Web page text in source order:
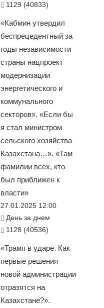
1129 (40833)
«Кабмин утвердил
беспрецедентный за
годы независимости
страны нацпроект
модернизации
энергетического и
коммунального
секторов». «Если бы
я стал министром
сельского хозяйства
Казахстана…». «Там
фамилии всех, кто
был приближен к
власти»
27.01.2025 12:00
День за днем
1128 (40536)
«Трамп в ударе. Как
первые решения
новой администрации
отразятся на
Казахстане?».